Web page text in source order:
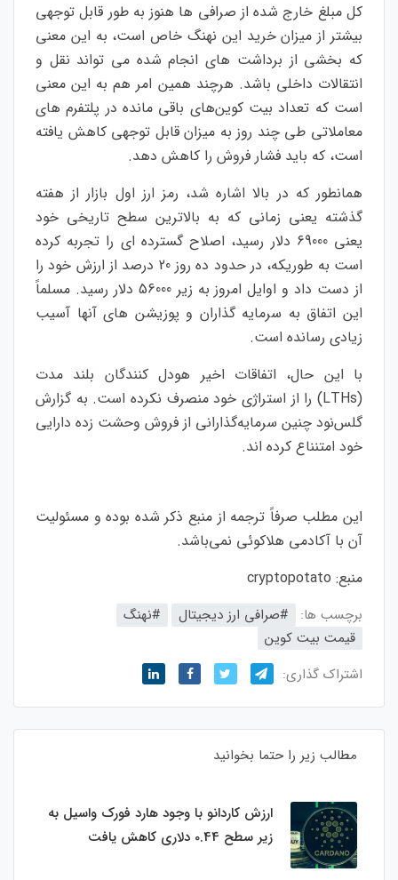
کل مبلغ خارج شده از صرافی ها هنوز به طور قابل توجهی
بیشتر از میزان خرید این نهنگ خاص است، به این معنی
که بخشی از برداشت های انجام شده می تواند نقل و
انتقالات داخلی باشد. هرچند همین امر هم به این معنی
است که تعداد بیت کوین‌های باقی مانده در پلتفرم های
معاملاتی طی چند روز به میزان قابل توجهی کاهش یافته
است، که باید فشار فروش را کاهش دهد.
همانطور که در بالا اشاره شد، رمز ارز اول بازار از هفته
گذشته یعنی زمانی که به بالاترین سطح تاریخی خود
یعنی 69000 دلار رسید، اصلاح گسترده ای را تجربه کرده
است به طوریکه، در حدود ده روز 20 درصد از ارزش خود را
از دست داد و اوایل امروز به زیر 56000 دلار رسید. مسلماً
این اتفاق به سرمایه گذاران و پوزیشن های آنها آسیب
زیادی رسانده است.
با این حال، اتفاقات اخیر هودل کنندگان بلند مدت
(LTHs) را از استراژی خود منصرف نکرده است. به گزارش
گلس‌نود چنین سرمایه‌گذارانی از فروش وحشت زده دارایی
خود امتنناع کرده اند.
این مطلب صرفاً ترجمه از منبع ذکر شده بوده و مسئولیت
آن با آکادمی هلاکوئی نمی‌باشد.
منبع: cryptopotato
برچسب ها: #صرافی ارز دیجیتال
#نهنگ
قیمت بیت کوین
اشتراک گذاری:
مطالب زیر را حتما بخوانید
ارزش کاردانو با وجود هارد فورک واسیل به
زیر سطح 0.44 دلاری کاهش یافت